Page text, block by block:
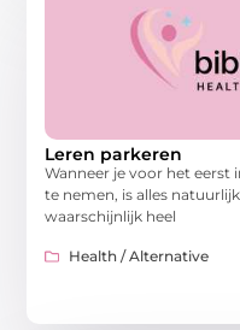
Leren parkeren
Wanneer je voor het eerst
te nemen, is alles
waarschijnlijk heel
Health / Alternative